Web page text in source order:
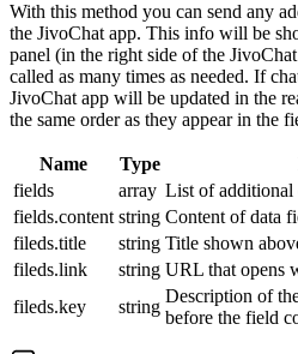
With this method you can send any
the JivoChat app. This info will be
panel (in the right side of the
called as many times as needed. If
JivoChat app will be updated in the
the same order as they appear in the
Name Type
fields
array List of additional
fields.content string Content of data
fileds.title
string Title shown
fileds.link
string URL that opens
fileds.key
string
Description of
before the field